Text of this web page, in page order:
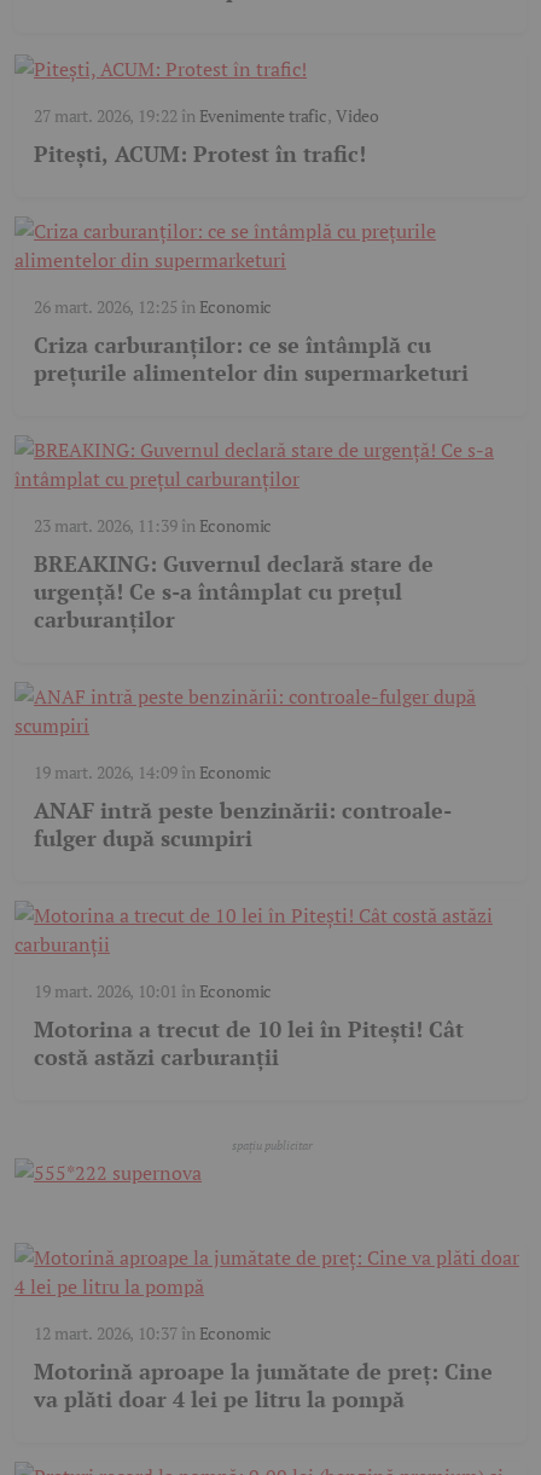
27 mart. 2026, 19:22 în Evenimente trafic, Video
Pitești, ACUM: Protest în trafic!
26 mart. 2026, 12:25 în Economic
Criza carburanților: ce se întâmplă cu
prețurile alimentelor din supermarketuri
23 mart. 2026, 11:39în Economic
BREAKING: Guvernul declară stare de
urgență! Ce s-a întâmplat cu prețul
carburanților
19 mart. 2026, 14:09în Economic
ANAF intră peste benzinării: controale-
fulger după scumpiri
19 mart. 2026, 10:01 în Economic
Motorina a trecut de 10 lei în Pitești! Cât
costă astăzi carburanții
12 mart. 2026, 10:37în Economic
Motorină aproape la jumătate de preț: Cine
va plăti doar 4 lei pe litru la pompă